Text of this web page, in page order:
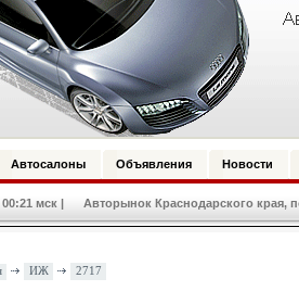
Автосалоны Объявления Новости
00:21 мск | Авторынок Краснодарского края,
ИЖ 2717